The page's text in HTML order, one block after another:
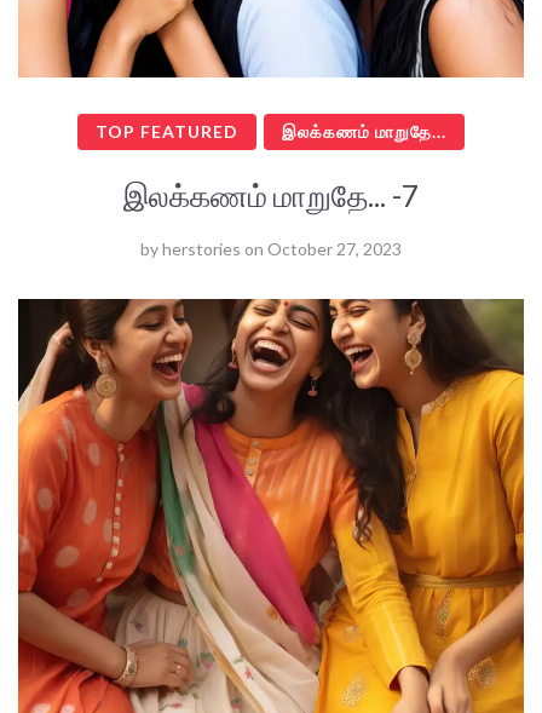
TOP FEATURED இலக்கணம் மாறுதே...
இலக்கணம் மாறுதே... -7
byherstories on October 27, 2023